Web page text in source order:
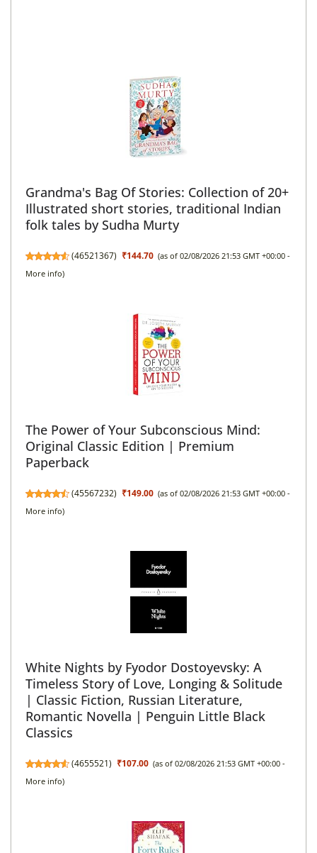
Grandma's Bag Of Stories: Collection of 20+
Illustrated short stories, traditional Indian
folk tales by Sudha Murty
(46521367) ₹144.70 (as of 02/08/2026 21:53 GMT +00:00 -
More info)
The Power of Your Subconscious Mind:
Original Classic Edition | Premium
Paperback
(45567232) ₹149.00 (as of 02/08/2026 21:53 GMT +00:00 -
More info)
White Nights by Fyodor Dostoyevsky: A
Timeless Story of Love, Longing & Solitude
| Classic Fiction, Russian Literature,
Romantic Novella | Penguin Little Black
Classics
(4655521) ₹107.00 (as of 02/08/2026 21:53 GMT +00:00 -
More info)